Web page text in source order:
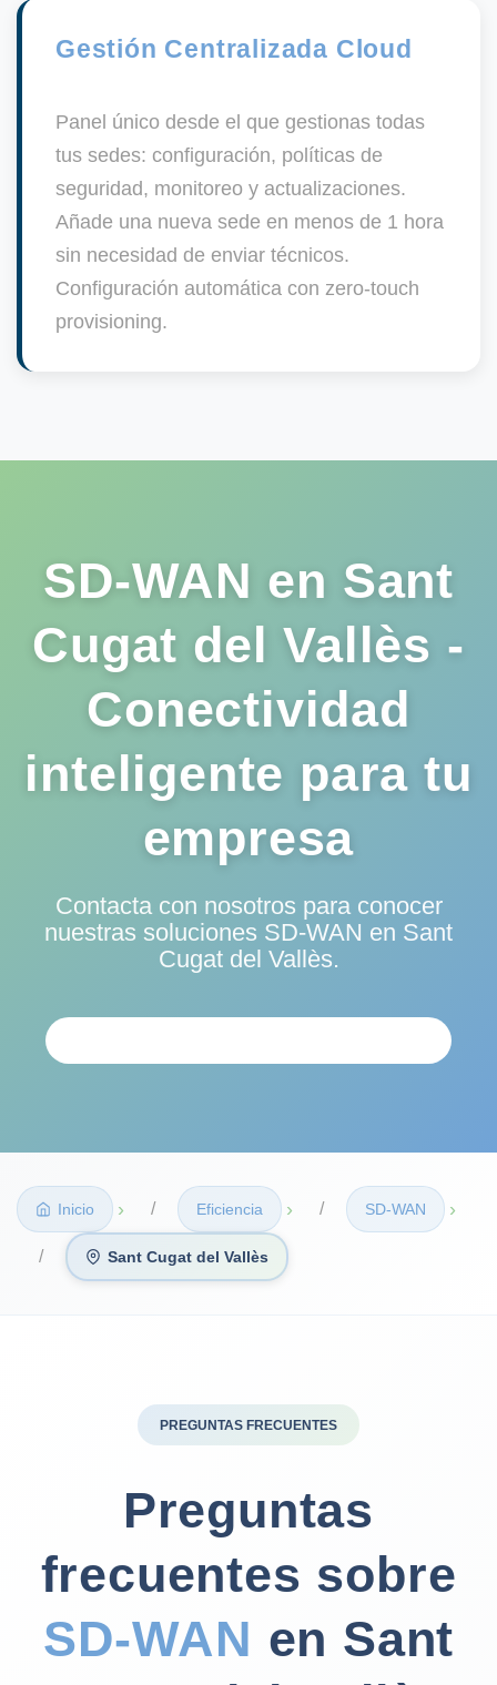
Gestión Centralizada Cloud
Panel único desde el que gestionas todas
tus sedes: configuración, políticas de
seguridad, monitoreo y actualizaciones.
Añade una nueva sede en menos de 1 hora
sin necesidad de enviar técnicos.
Configuración automática con zero-touch
provisioning.
SD-WAN en Sant
Cugat del Vallès -
Conectividad
inteligente para tu
empresa
Contacta con nosotros para conocer
nuestras soluciones SD-WAN en Sant
Cugat del Vallès.
Inicio › Eficiencia › SD‑WAN ›
Sant Cugat del Vallès
PREGUNTAS FRECUENTES
Preguntas
frecuentes sobre
SD‑WAN en Sant